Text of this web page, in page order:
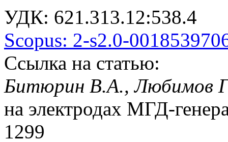
УДК: 621.313.12:538.4
Scopus: 2-s2.0-
Ссылка на статью:
Битюрин В.А., Любимов
на электродах МГД-
1299